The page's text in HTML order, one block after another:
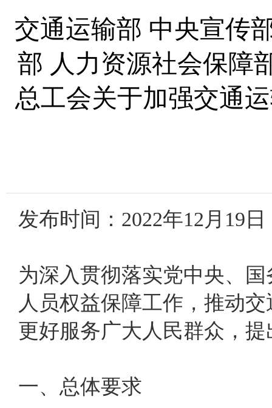
交通运输部 中央宣传
部 人力资源社会保障
总工会关于加强交通
发布时间：2022年12月19
为深入贯彻落实党中央、
人员权益保障工作，推动
更好服务广大人民群众，
一、总体要求